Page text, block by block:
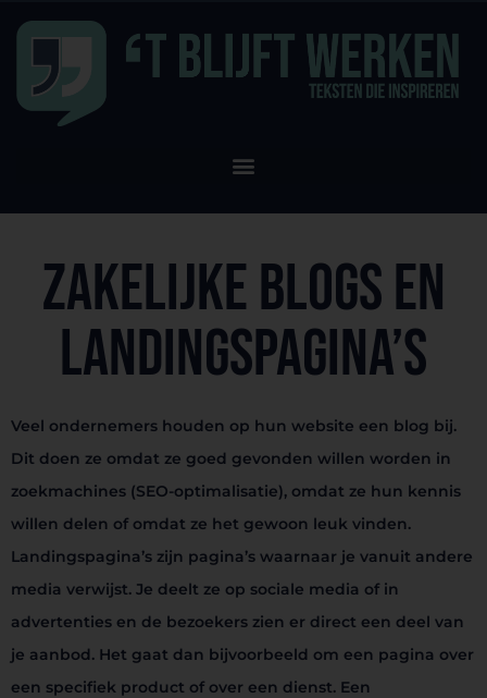
Zakelijke blogs en
landingspagina’s
Veel ondernemers houden op hun website een blog bij.
Dit doen ze omdat ze goed gevonden willen worden in
zoekmachines (SEO-optimalisatie), omdat ze hun kennis
willen delen of omdat ze het gewoon leuk vinden.
Landingspagina’s zijn pagina’s waarnaar je vanuit andere
media verwijst. Je deelt ze op sociale media of in
advertenties en de bezoekers zien er direct een deel van
je aanbod. Het gaat dan bijvoorbeeld om een pagina over
een specifiek product of over een dienst. Een